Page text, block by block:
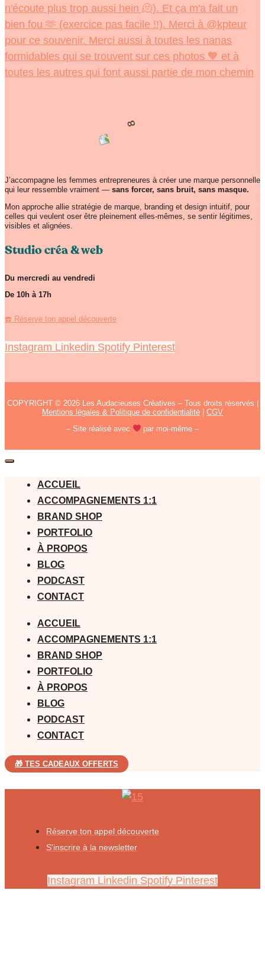
J’accompagne les femmes entrepreneures à créer une marque personnelle
qui leur ressemble vraiment — sans forcer, sans bruit, sans masque.
Mon approche allie stratégie de marque, branding et design intuitif, pour
celles qui veulent oser être pleinement elles-mêmes, se sentir légitimes,
visibles et alignées.
Studio créa & web
Du mercredi au vendredi
De 10h à 17h
☎️ Réserve ton appel découverte
Instagram Linkedin Spotify Pinterest
COPYRIGHT © 2026 Les Audacieuses Créatives – Tous droits réservés |
Mentions légales & Politique de confidentialité
CGV
– Site réalisé avec
par moi-même –
ACCUEIL
ACCOMPAGNEMENTS 1:1
BRAND SHOP
PORTFOLIO
À PROPOS
BLOG
PODCAST
CONTACT
ACCUEIL
ACCOMPAGNEMENTS 1:1
BRAND SHOP
PORTFOLIO
À PROPOS
BLOG
PODCAST
CONTACT
🎁 TES CADEAUX OFFERTS
Réserve ton appel découverte
S'inscrire à la newsletter
Instagram Linkedin Spotify Pinterest